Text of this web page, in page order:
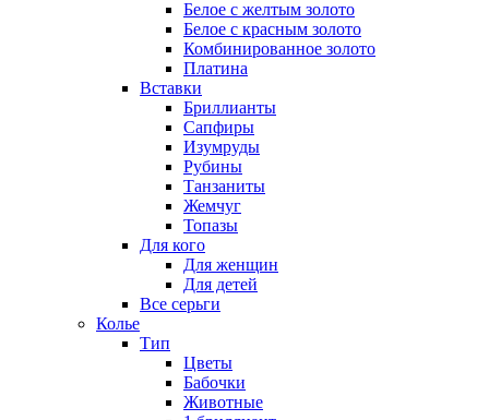
Белое с желтым золото
Белое с красным золото
Комбинированное золото
Платина
Вставки
Бриллианты
Сапфиры
Изумруды
Рубины
Танзаниты
Жемчуг
Топазы
Для кого
Для женщин
Для детей
Все серьги
Колье
Тип
Цветы
Бабочки
Животные